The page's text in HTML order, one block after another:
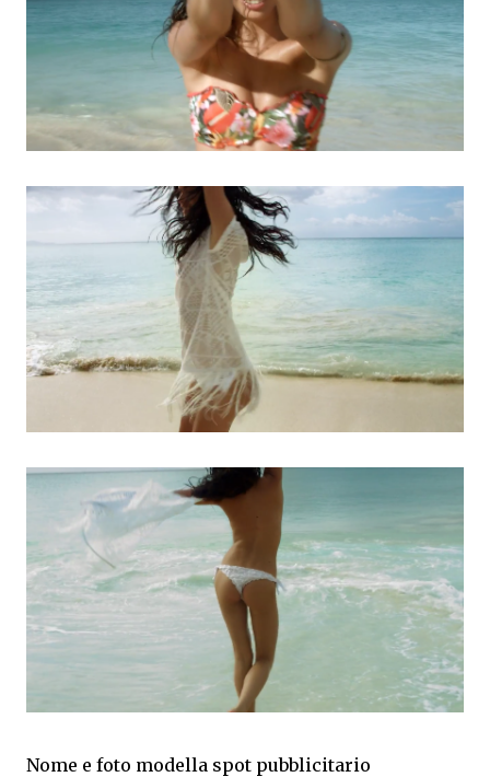
Nome e foto modella spot pubblicitario